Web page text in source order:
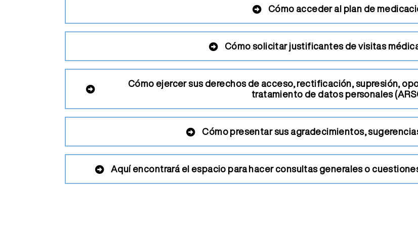
Cómo acceder al plan de
Cómo solicitar justificantes de visitas
Cómo ejercer sus derechos de acceso, rectificación, supresión,
tratamiento de datos personales
Cómo presentar sus agradecimientos,
Aquí encontrará el espacio para hacer consultas generales o